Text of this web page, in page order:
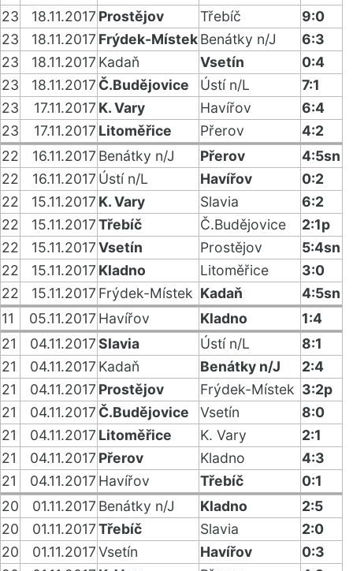
23
18.11.2017 Prostějov Třebíč
9:0
23
18.11.2017 Frýdek-MístekBenátky n/J
6:3
23
18.11.2017 Kadaň Vsetín
0:4
23
18.11.2017 Č.Budějovice Ústí n/L
7:1
23
17.11.2017 K. Vary Havířov
6:4
23
17.11.2017 Litoměřice Přerov
4:2
22
16.11.2017 Benátky n/J Přerov
4:5sn
22
16.11.2017 Ústí n/L Havířov
0:2
22
15.11.2017 K. Vary Slavia
6:2
22
15.11.2017Třebíč Č.Budějovice
2:1p
22
15.11.2017Vsetín Prostějov
5:4sn
22
15.11.2017 Kladno Litoměřice
3:0
22
15.11.2017 Frýdek-Místek Kadaň
4:5sn
11
05.11.2017 Havířov Kladno
1:4
21
04.11.2017Slavia Ústí n/L
8:1
21
04.11.2017 Kadaň Benátky n/J
2:4
21
04.11.2017 Prostějov Frýdek-Místek 3:2p
21
04.11.2017 Č.Budějovice Vsetín
8:0
21
04.11.2017 Litoměřice K. Vary
2:1
21
04.11.2017 Přerov Kladno
4:3
21
04.11.2017 Havířov Třebíč
0:1
20
01.11.2017 Benátky n/J Kladno
2:5
20
01.11.2017Třebíč Slavia
2:0
20
01.11.2017Vsetín Havířov
0:3